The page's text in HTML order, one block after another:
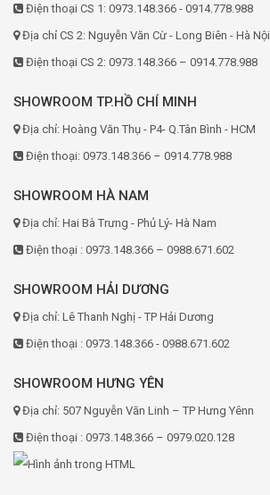
Điện thoại CS 1: 0973.148.366 - 0914.778.988
Địa chỉ CS 2: Nguyễn Văn Cừ - Long Biên - Hà Nội
Điện thoại CS 2: 0973.148.366 – 0914.778.988
SHOWROOM TP.HỒ CHÍ MINH
Địa chỉ: Hoàng Văn Thụ - P4- Q.Tân Bình - HCM
Điện thoại: 0973.148.366 – 0914.778.988
SHOWROOM HÀ NAM
Địa chỉ: Hai Bà Trưng - Phủ Lý- Hà Nam
Điện thoại : 0973.148.366 – 0988.671.602
SHOWROOM HẢI DƯƠNG
Địa chỉ: Lê Thanh Nghị - TP Hải Dương
Điện thoại : 0973.148.366 - 0988.671.602
SHOWROOM HƯNG YÊN
Địa chỉ: 507 Nguyễn Văn Linh – TP Hưng Yênn
Điện thoại : 0973.148.366 – 0979.020.128